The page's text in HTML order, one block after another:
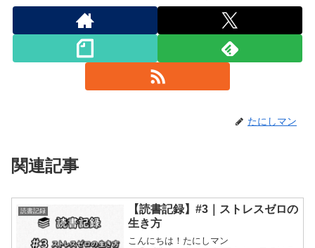
たにしマン
関連記事
読書記録
【読書記録】#3｜ストレスゼロの
生き方
こんにちは！たにしマン